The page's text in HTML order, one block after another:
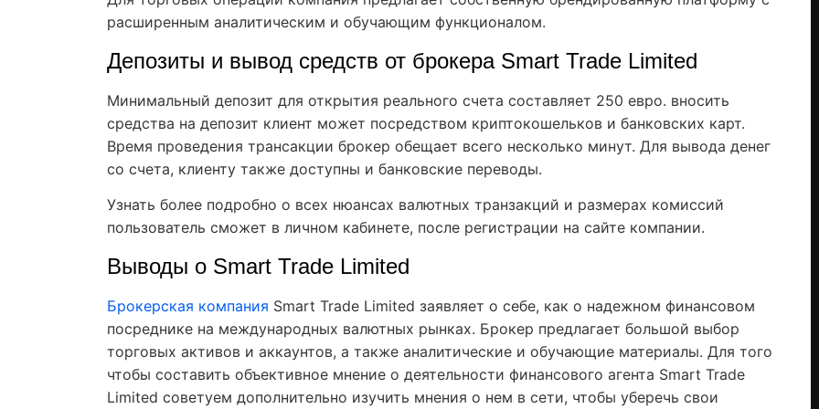
расширенным аналитическим и обучающим функционалом.
Депозиты и вывод средств от брокера Smart Trade Limited
Минимальный депозит для открытия реального счета составляет 250 евро. вносить
средства на депозит клиент может посредством криптокошельков и банковских карт.
Время проведения трансакции брокер обещает всего несколько минут. Для вывода денег
со счета, клиенту также доступны и банковские переводы.
Узнать более подробно о всех нюансах валютных транзакций и размерах комиссий
пользователь сможет в личном кабинете, после регистрации на сайте компании.
Выводы о Smart Trade Limited
Брокерская компания Smart Trade Limited заявляет о себе, как о надежном финансовом
посреднике на международных валютных рынках. Брокер предлагает большой выбор
торговых активов и аккаунтов, а также аналитические и обучающие материалы. Для того
чтобы составить объективное мнение о деятельности финансового агента Smart Trade
Limited советуем дополнительно изучить мнения о нем в сети, чтобы уберечь свои